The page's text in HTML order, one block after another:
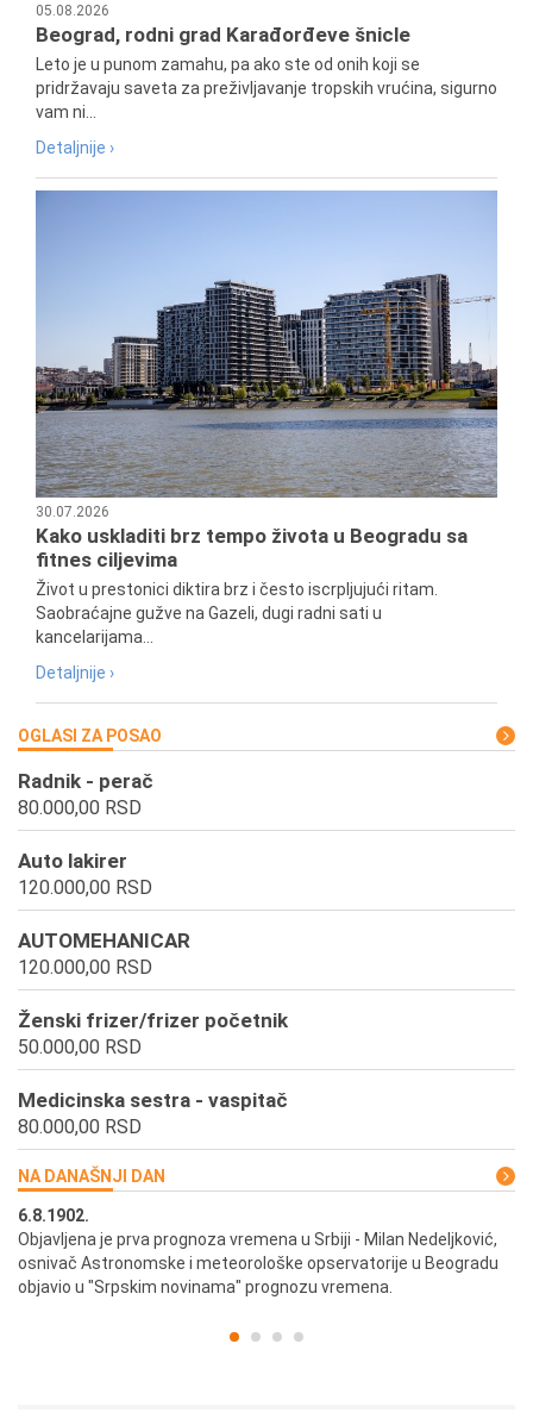
05.08.2026
Beograd, rodni grad Karađorđeve šnicle
Leto je u punom zamahu, pa ako ste od onih koji se
pridržavaju saveta za preživljavanje tropskih vrućina, sigurno
vam ni...
Detaljnije ›
30.07.2026
Kako uskladiti brz tempo života u Beogradu sa
fitnes ciljevima
Život u prestonici diktira brz i često iscrpljujući ritam.
Saobraćajne gužve na Gazeli, dugi radni sati u
kancelarijama...
Detaljnije ›
OGLASI ZA POSAO
Radnik - perač
80.000,00 RSD
Auto lakirer
120.000,00 RSD
AUTOMEHANICAR
120.000,00 RSD
Ženski frizer/frizer početnik
50.000,00 RSD
Medicinska sestra - vaspitač
80.000,00 RSD
NA DANAŠNJI DAN
6.8.1902.
Objavljena je prva prognoza vremena u Srbiji - Milan Nedeljković,
osnivač Astronomske i meteorološke opservatorije u Beogradu
objavio u "Srpskim novinama" prognozu vremena.